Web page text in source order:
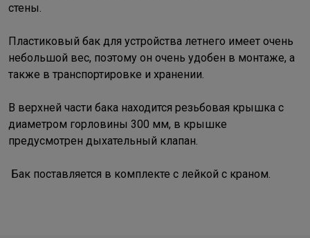
стены.
Пластиковый бак для устройства летнего имеет очень
небольшой вес, поэтому он очень удобен в монтаже, а
также в транспортировке и хранении.
В верхней части бака находится резьбовая крышка c
диаметром горловины 300 мм, в крышке
предусмотрен дыхательный клапан.
Бак поставляется в комплекте с лейкой с краном.